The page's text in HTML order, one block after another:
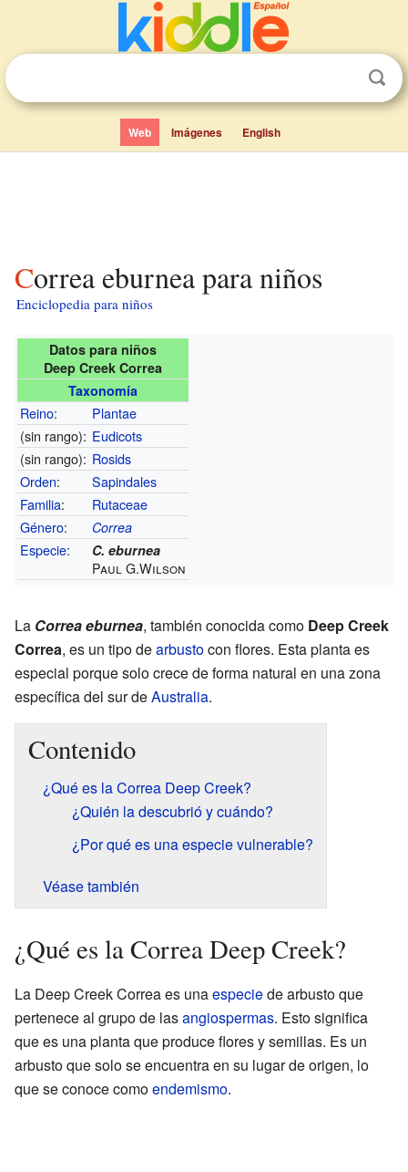
Web Imágenes English
Correa eburnea para niños
Enciclopedia para niños
Datos para niños
Deep Creek Correa
Taxonomía
Reino:
Plantae
(sin rango): Eudicots
(sin rango): Rosids
Orden:
Sapindales
Familia:
Rutaceae
Género: Correa
Especie: C. eburnea
Paul G.Wilson
La Correa eburnea, también conocida como Deep Creek
Correa, es un tipo dearbustocon flores. Esta planta es
especial porque solo crece de forma natural en una zona
específica del sur deAustralia.
Contenido
¿Qué es la Correa Deep Creek?
¿Quién la descubrió y cuándo?
¿Por qué es una especie vulnerable?
Véase también
¿Qué es la Correa Deep Creek?
La Deep Creek Correa es unaespeciede arbusto que
pertenece al grupo de lasangiospermas. Esto significa
que es una planta que produce flores y semillas. Es un
arbusto que solo se encuentra en su lugar de origen, lo
que se conoce comoendemismo.